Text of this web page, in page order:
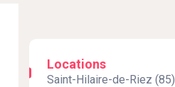
Locations
Saint-Hilaire-de-Riez (85)